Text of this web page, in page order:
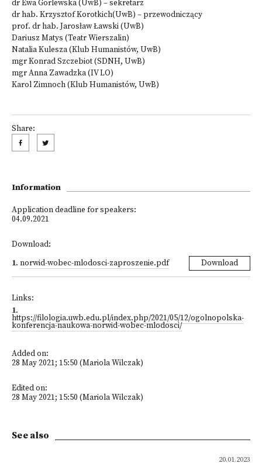
dr Ewa Gorlewska (UwB) – sekretarz
dr hab. Krzysztof Korotkich(UwB) – przewodniczący
prof. dr hab. Jarosław Ławski (UwB)
Dariusz Matys (Teatr Wierszalin)
Natalia Kulesza (Klub Humanistów, UwB)
mgr Konrad Szczebiot (SDNH, UwB)
mgr Anna Zawadzka (IV LO)
Karol Zimnoch (Klub Humanistów, UwB)
Share:
Information
Application deadline for speakers:
04.09.2021
Download:
1. norwid-wobec-mlodosci-zaproszenie.pdf Download
Links:
1.
https://filologia.uwb.edu.pl/index.php/2021/05/12/ogolnopolska-
konferencja-naukowa-norwid-wobec-mlodosci/
Added on:
28 May 2021; 15:50 (Mariola Wilczak)
Edited on:
28 May 2021; 15:50 (Mariola Wilczak)
See also
20.01.2023